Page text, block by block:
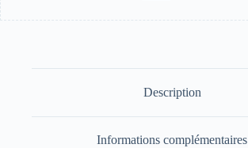
Description
Informations complémentaires